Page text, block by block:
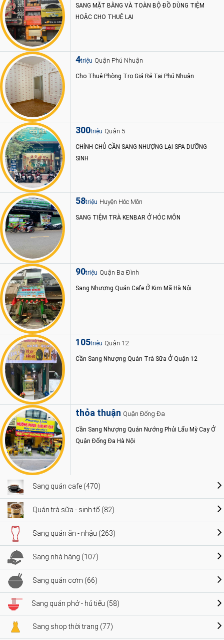
SANG MẶT BẰNG VÀ TOÀN BỘ ĐỒ DÙNG TIỆM
HOẶC CHO THUÊ LẠI
4triệu Quận Phú Nhuận
Cho Thuê Phòng Trọ Giá Rẻ Tại Phú Nhuận
300triệu Quận 5
CHÍNH CHỦ CẦN SANG NHƯỢNG LẠI SPA DƯỠNG
SINH
58triệu Huyện Hóc Môn
SANG TIỆM TRÀ KENBAR Ở HÓC MÔN
90triệu Quận Ba Đình
Sang Nhượng Quán Cafe Ở Kim Mã Hà Nội
105triệu Quận 12
Cần Sang Nhượng Quán Trà Sữa Ở Quận 12
thỏa thuận Quận Đống Đa
Cần Sang Nhượng Quán Nướng Phủi Lẩu Mỳ Cay Ở
Quận Đống Đa Hà Nội
Sang quán cafe (470)
Quán trà sữa - sinh tố (82)
Sang quán ăn - nhậu (263)
Sang nhà hàng (107)
Sang quán cơm (66)
Sang quán phở - hủ tiếu (58)
Sang shop thời trang (77)